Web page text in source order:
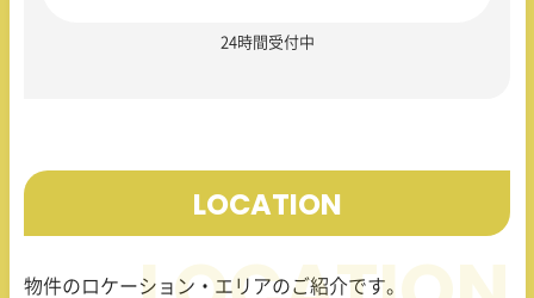
24時間受付中
LOCATION
物件のロケーション・エリアのご紹介です。